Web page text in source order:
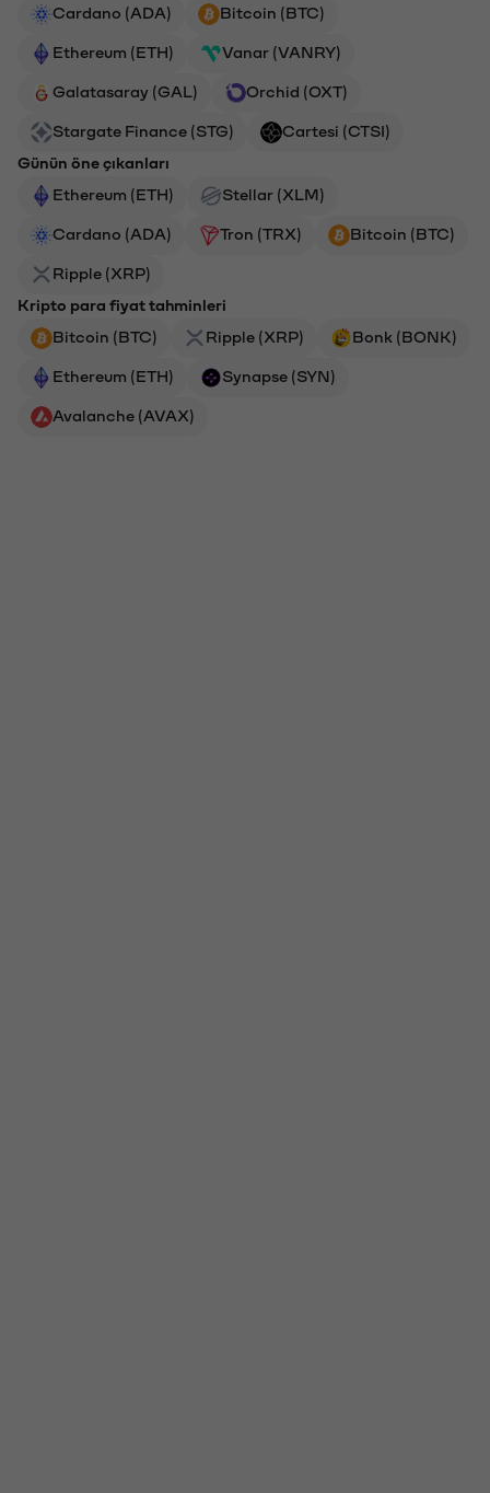
Cardano (ADA) Bitcoin (BTC)
Ethereum (ETH) Vanar (VANRY)
Galatasaray (GAL) Orchid (OXT)
Stargate Finance (STG)
Cartesi (CTSI)
Günün öne çıkanları
Ethereum (ETH)
Stellar (XLM)
Cardano (ADA) Tron (TRX) Bitcoin (BTC)
Ripple (XRP)
Kripto para fiyat tahminleri
Bitcoin (BTC)
Ripple (XRP) Bonk (BONK)
Ethereum (ETH) Synapse (SYN)
Avalanche (AVAX)